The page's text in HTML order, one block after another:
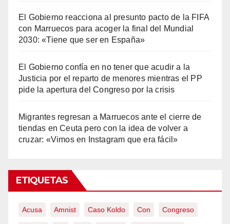
El Gobierno reacciona al presunto pacto de la FIFA
con Marruecos para acoger la final del Mundial
2030: «Tiene que ser en España»
El Gobierno confía en no tener que acudir a la
Justicia por el reparto de menores mientras el PP
pide la apertura del Congreso por la crisis
Migrantes regresan a Marruecos ante el cierre de
tiendas en Ceuta pero con la idea de volver a
cruzar: «Vimos en Instagram que era fácil»
ETIQUETAS
Acusa Amnist Caso Koldo Con Congreso